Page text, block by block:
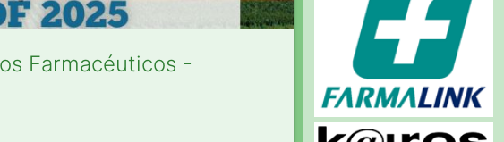
Farmacéuticos -